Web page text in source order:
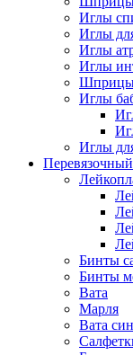
Иглы
Иглы
Иглы
Иглы
Шприцы
Иглы
Иглы
Бинты
Бинты
Вата
Марля
Вата